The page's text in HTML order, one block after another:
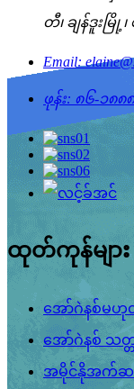
တီ၊ ချန်ဒူးမ
Email:
ဖုန်း: ၈၆-၁၈၈
ထုတ်ကုန်များ
အော်ဂဲနစ်မဟု
အော်ဂဲနစ် သတ္
အမိုင်နိုအက်ဆစ်